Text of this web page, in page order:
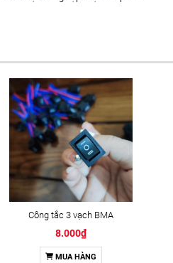
Công tắc 3 vạch BMA
8.000₫
MUA HÀNG